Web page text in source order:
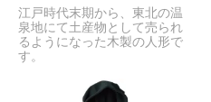
江戸時代末期から、東北の温
泉地にて土産物として売られ
るようになった木製の人形で
す。